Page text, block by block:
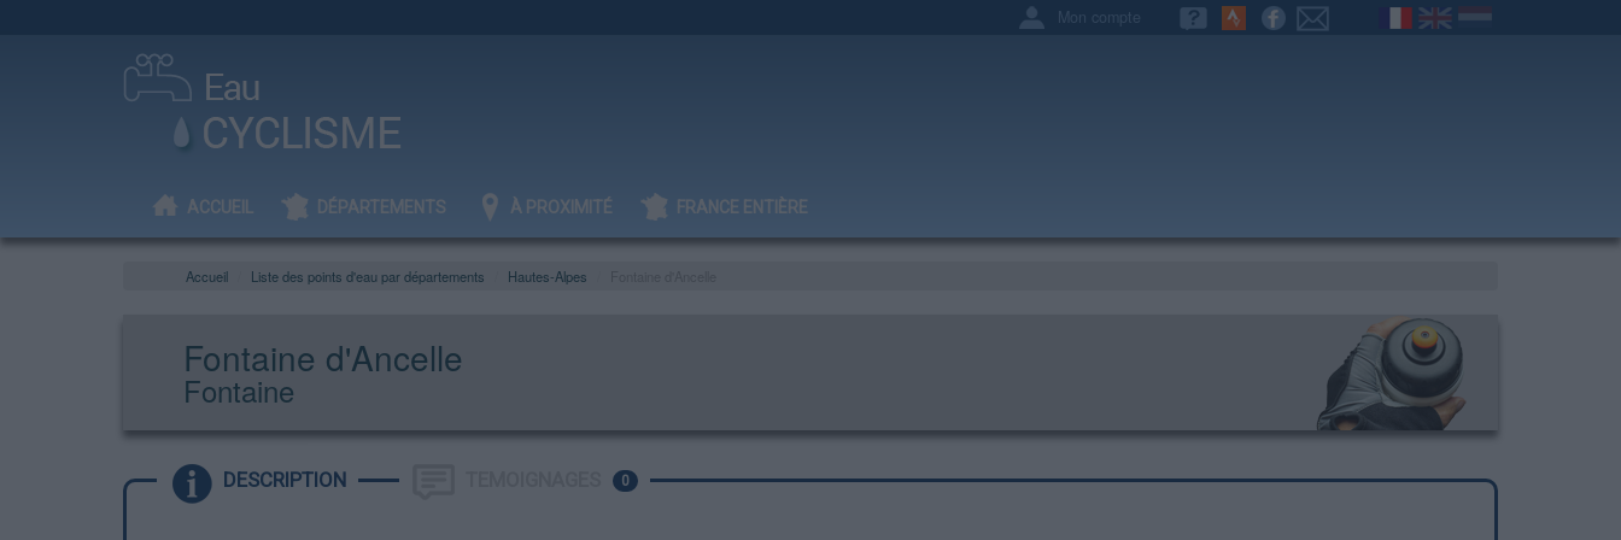
Mon compte
ACCUEIL DÉPARTEMENTS À PROXIMITÉ FRANCE ENTIÈRE
Accueil Liste des points d'eau par départements Hautes-Alpes
Fontaine d'Ancelle
Fontaine
DESCRIPTION 0